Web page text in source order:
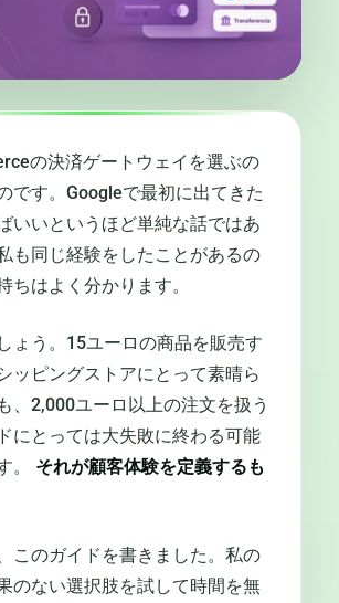
の決済ゲートウェイを選ぶの
です。Googleで最初に出てきた
いいというほど単純な話ではあ
も同じ経験をしたことがあるの
ちはよく分かります。
ょう。15ユーロの商品を販売す
ッピングストアにとって素晴ら
、2,000ユーロ以上の注文を扱う
にとっては大失敗に終わる可能
。
それが顧客体験を定義するも
このガイドを書きました。私の
のない選択肢を試して時間を無